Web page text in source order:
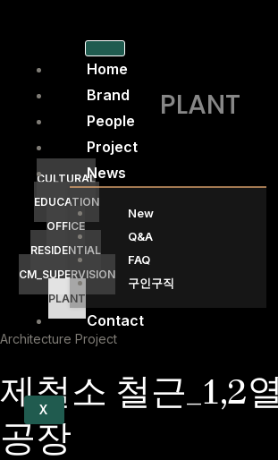
Home
Brand
People
Project
News
New
Q&A
FAQ
구인구직
Contact
X
PLANT​
CULTURAL
EDUCATION
OFFICE
RESIDENTIAL
CM_SUPERVISION
PLANT
Architecture Project
제철소 철근_1,2
공장